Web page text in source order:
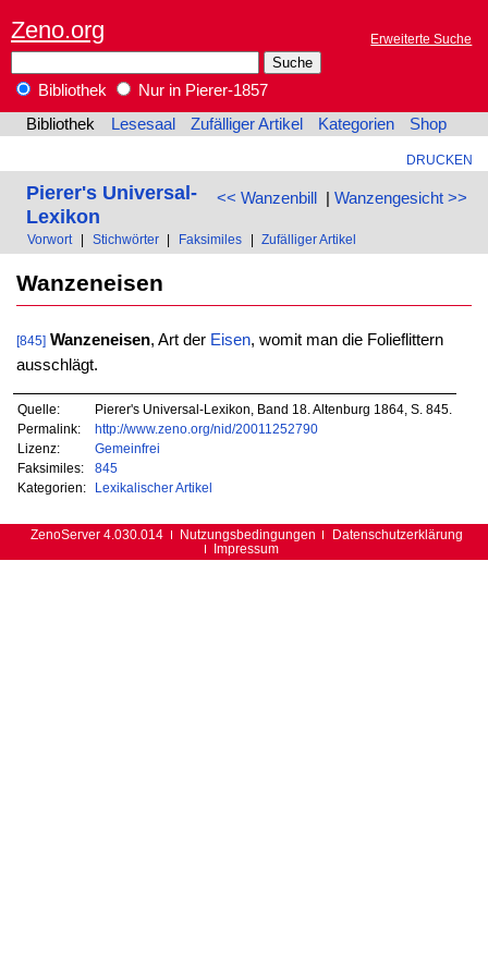
Zeno.org Erweiterte Suche
Bibliothek
Nur in Pierer-1857
Bibliothek
Lesesaal Zufälliger Artikel Kategorien Shop
DRUCKEN
<< Wanzenbill| Wanzengesicht >>
Pierer's Universal-
Lexikon
Vorwort Stichwörter Faksimiles Zufälliger Artikel
Wanzeneisen
[845] Wanzeneisen, Art der Eisen, womit man die Folieflittern
ausschlägt.
Quelle:
Pierer's Universal-Lexikon, Band 18. Altenburg 1864, S. 845.
Permalink:
http://www.zeno.org/nid/20011252790
Lizenz:
Gemeinfrei
Faksimiles:
845
Kategorien:
Lexikalischer Artikel
ZenoServer 4.030.014 Nutzungsbedingungen
Datenschutzerklärung
Impressum